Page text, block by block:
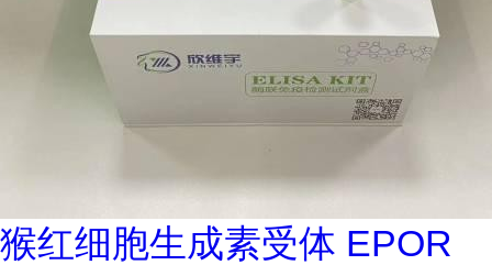
猴红细胞生成素受体 EPOR